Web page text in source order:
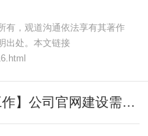
有，观道沟通依法享有其著作
出处。本文链接
上一篇：【网站建设准备工作】公司官网建设需要准备些什么资料？